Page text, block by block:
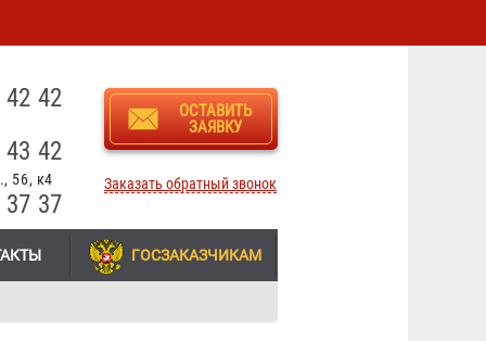
42
42
56, к4
37
ОСТАВИТЬ
ЗАЯВКУ
Заказать обратный звонок
ГОСЗАКАЗЧИКАМ